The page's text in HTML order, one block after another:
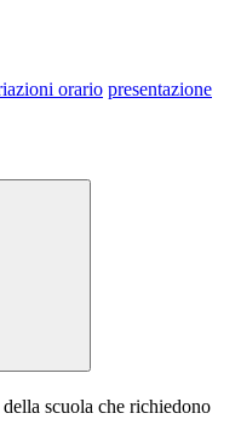
orario presentazione
scuola che richiedono